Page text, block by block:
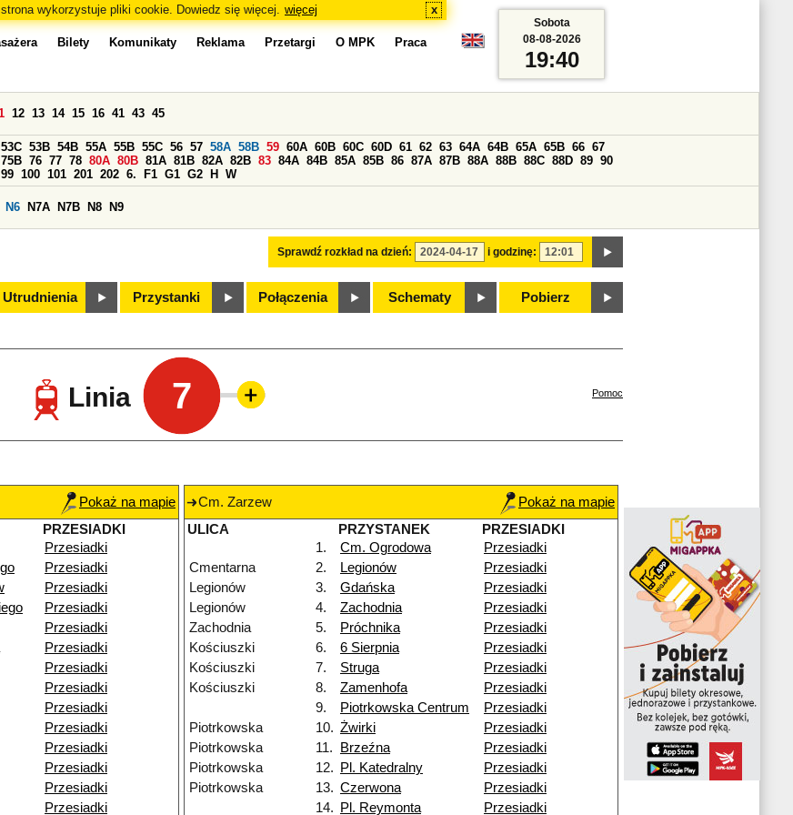
wykorzystuje pliki cookie. Dowiedz się więcej. więcej x
Bilety Komunikaty Reklama Przetargi O MPK Praca
Sprawdź rozkład na dzień: i godzinę:
12 13 14 15 16 41 43 45
53C 53B 54B 55A 55B 55C 56 57 58A 58B 59 60A 60B 60C 60D 61 62 63 64A 64B 65A 65B 66 67
75B 76 77 78 80A 80B 81A 81B 82A 82B 83 84A 84B 85A 85B 86 87A 87B 88A 88B 88C 88D 89 90
99 100 101 201 202 6. F1 G1 G2 H W
N6 N7A N7B N8 N9
Utrudnienia Przystanki Połączenia Schematy Pobierz
Sobota
08-08-2026
19:40
Linia 7 Pomoc
Pokaż na mapie
PRZESIADKI
Przesiadki
Przesiadki
Przesiadki
Przesiadki
Przesiadki
Przesiadki
Przesiadki
Przesiadki
Przesiadki
Przesiadki
Przesiadki
Przesiadki
Przesiadki
Przesiadki
Cm. Zarzew
Pokaż na mapie
ULICA
PRZYSTANEK
PRZESIADKI
1.
Cm. Ogrodowa
Przesiadki
Cmentarna
2. Legionów
Przesiadki
Legionów
3. Gdańska
Przesiadki
Legionów
4. Zachodnia
Przesiadki
Zachodnia
5. Próchnika
Przesiadki
Kościuszki
6. 6 Sierpnia
Przesiadki
Kościuszki
7. Struga
Przesiadki
Kościuszki
8. Zamenhofa
Przesiadki
9.
Piotrkowska Centrum
Przesiadki
Piotrkowska
10. Żwirki
Przesiadki
Piotrkowska
11. Brzeźna
Przesiadki
Piotrkowska
12. Pl. Katedralny
Przesiadki
Piotrkowska
13. Czerwona
Przesiadki
14.
Pl. Reymonta Przesiadki